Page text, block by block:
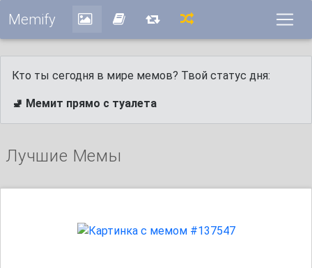
Memify
Кто ты сегодня в мире мемов? Твой статус дня:
🚽 Мемит прямо с туалета
Лучшие Мемы